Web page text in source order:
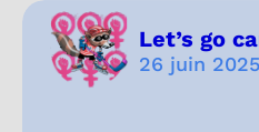
Let’s go
26 juin 2025